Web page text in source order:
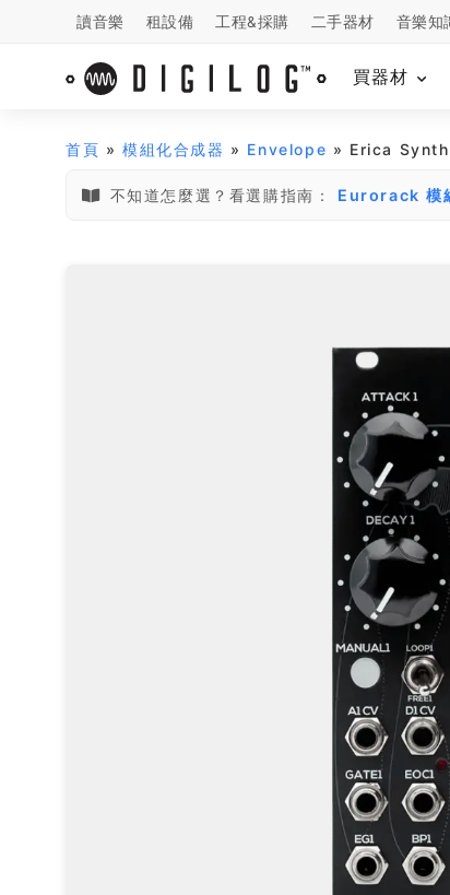
讀音樂 租設備 工程&採購 二手器材 音樂知
買器材
首頁 »模組化合成器 » Envelope » Erica
不知道怎麼選？看選購指南： Eurorack 模